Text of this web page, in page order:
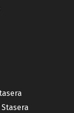
Stasera